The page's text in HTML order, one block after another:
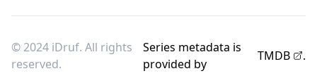
© 2024 iDruf. All rights
reserved.
Series metadata is
provided by
TMDB .